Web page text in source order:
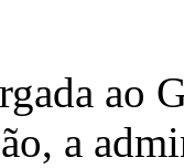
ao
a